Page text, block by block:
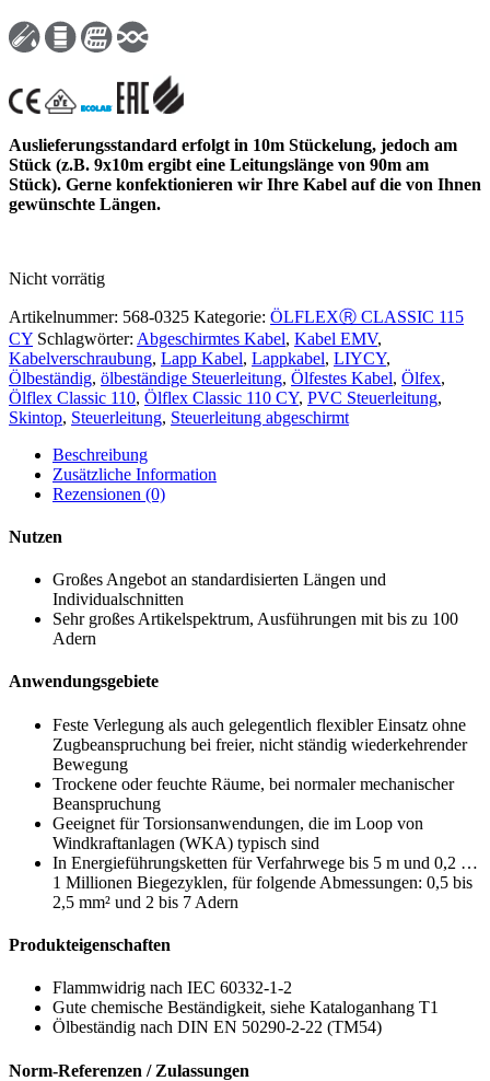
Auslieferungsstandard erfolgt in 10m Stückelung, jedoch am
Stück (z.B. 9x10m ergibt eine Leitungslänge von 90m am
Stück). Gerne konfektionieren wir Ihre Kabel auf die von Ihnen
gewünschte Längen.
Nicht vorrätig
Artikelnummer: 568-0325 Kategorie: ÖLFLEXⓇ CLASSIC 115
CY Schlagwörter: Abgeschirmtes Kabel, Kabel EMV,
Kabelverschraubung, Lapp Kabel, Lappkabel, LIYCY,
Ölbeständig, ölbeständige Steuerleitung, Ölfestes Kabel, Ölfex,
Ölflex Classic 110, Ölflex Classic 110 CY, PVC Steuerleitung,
Skintop, Steuerleitung, Steuerleitung abgeschirmt
Beschreibung
Zusätzliche Information
Rezensionen (0)
Nutzen
Großes Angebot an standardisierten Längen und
Individualschnitten
Sehr großes Artikelspektrum, Ausführungen mit bis zu 100
Adern
Anwendungsgebiete
Feste Verlegung als auch gelegentlich flexibler Einsatz ohne
Zugbeanspruchung bei freier, nicht ständig wiederkehrender
Bewegung
Trockene oder feuchte Räume, bei normaler mechanischer
Beanspruchung
Geeignet für Torsionsanwendungen, die im Loop von
Windkraftanlagen (WKA) typisch sind
In Energieführungsketten für Verfahrwege bis 5 m und 0,2 …
1 Millionen Biegezyklen, für folgende Abmessungen: 0,5 bis
2,5 mm² und 2 bis 7 Adern
Produkteigenschaften
Flammwidrig nach IEC 60332-1-2
Gute chemische Beständigkeit, siehe Kataloganhang T1
Ölbeständig nach DIN EN 50290-2-22 (TM54)
Norm-Referenzen / Zulassungen